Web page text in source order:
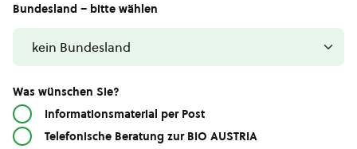
Bundesland – bitte wählen
Was wünschen Sie?
Informationsmaterial per Post
Telefonische Beratung zur BIO AUSTRIA